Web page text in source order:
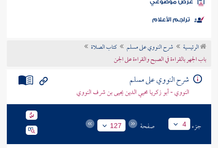
الكتب
موضوعي
تراجم الأعلام
الرئيسية شرح النووي على مسلم
كتاب الصلاة
باب الجهر بالقراءة في الصبح والقراءة على الجن
شرح النووي على مسلم
النووي - أبو زكريا محيي الدين يحيى بن شرف النووي
جزء 4 صفحة 127